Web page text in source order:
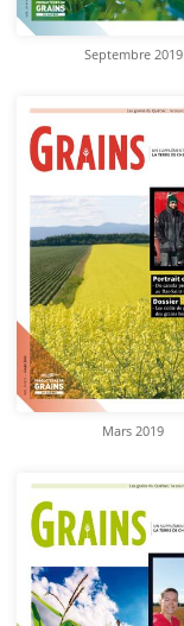
Septembre 2019
Mars 2019